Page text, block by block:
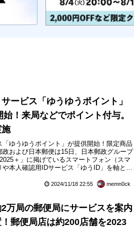
ービス「ゆうゆうポイント」
！来局などでポイント付与。
ゆうゆうポイント」が提供開始！限定商品
および日本郵便は15日、日本郵政グループ
＋」に掲げているスマートフォン（スマ
本人確認用IDサービス「ゆうID」を軸とし
ント」を2024年11月18日（月）から全国の
2024/11/18 22:55 memn0ck
万局の郵便局にサービスを案内
郵便局店は約200店舗を2023